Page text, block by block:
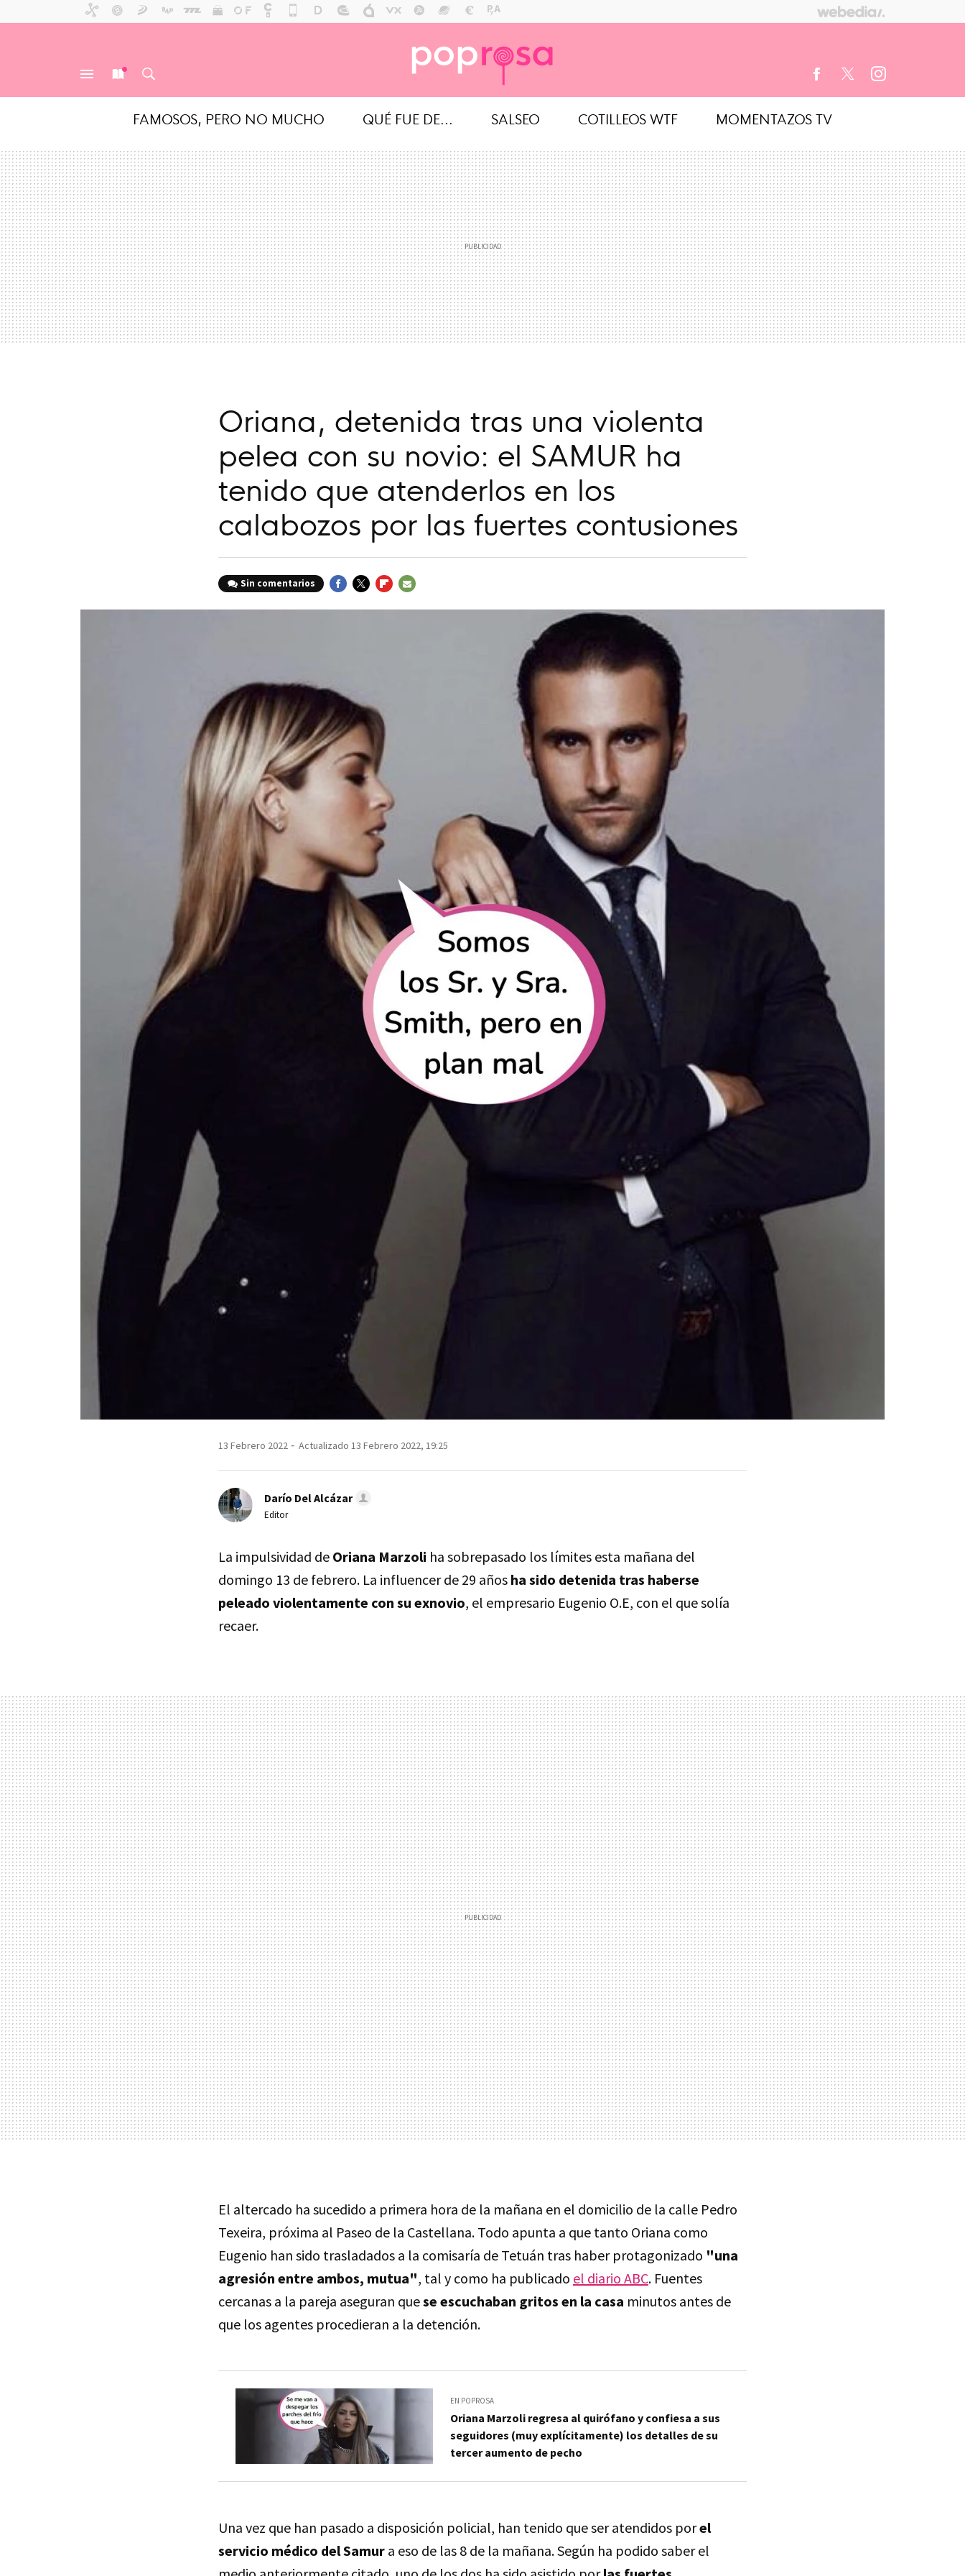
FAMOSOS, PERO NO MUCHO QUÉ FUE DE... SALSEO COTILLEOS WTF MOMENTAZOS TV
Oriana, detenida tras una violenta
pelea con su novio: el SAMUR ha
tenido que atenderlos en los
calabozos por las fuertes contusiones
Sin comentarios
13 Febrero 2022 Actualizado 13 Febrero 2022, 19:25
Darío Del Alcázar
Editor
La impulsividad de Oriana Marzoli ha sobrepasado los límites esta mañana del
domingo 13 de febrero. La influencer de 29 años ha sido detenida tras haberse
peleado violentamente con su exnovio, el empresario Eugenio O.E, con el que solía
recaer.
El altercado ha sucedido a primera hora de la mañana en el domicilio de la calle Pedro
Texeira, próxima al Paseo de la Castellana. Todo apunta a que tanto Oriana como
Eugenio han sido trasladados a la comisaría de Tetuán tras haber protagonizado "una
agresión entre ambos, mutua", tal y como ha publicado el diario ABC. Fuentes
cercanas a la pareja aseguran quese escuchaban gritos en la casa minutos antes de
que los agentes procedieran a la detención.
EN POPROSA
Oriana Marzoli regresa al quirófano y confiesa a sus
seguidores (muy explícitamente) los detalles de su
tercer aumento de pecho
Una vez que han pasado a disposición policial, han tenido que ser atendidos porel
servicio médico del Samur a eso de las 8 de la mañana. Según ha podido saber el